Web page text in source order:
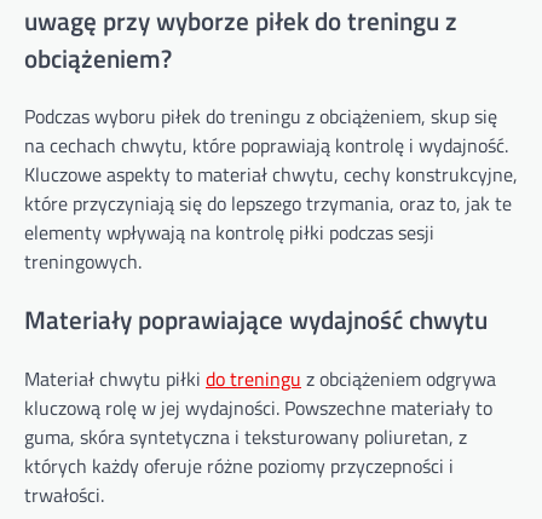
uwagę przy wyborze piłek do treningu z
obciążeniem?
Podczas wyboru piłek do treningu z obciążeniem, skup się
na cechach chwytu, które poprawiają kontrolę i wydajność.
Kluczowe aspekty to materiał chwytu, cechy konstrukcyjne,
które przyczyniają się do lepszego trzymania, oraz to, jak te
elementy wpływają na kontrolę piłki podczas sesji
treningowych.
Materiały poprawiające wydajność chwytu
Materiał chwytu piłki do treningu z obciążeniem odgrywa
kluczową rolę w jej wydajności. Powszechne materiały to
guma, skóra syntetyczna i teksturowany poliuretan, z
których każdy oferuje różne poziomy przyczepności i
trwałości.